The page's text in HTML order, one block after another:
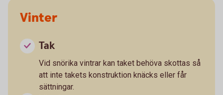
Vinter
Tak
Vid snörika vintrar kan taket behöva skottas så
att inte takets konstruktion knäcks eller får
sättningar.